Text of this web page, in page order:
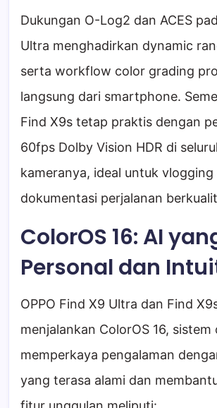
Dukungan O-Log2 dan ACES
Ultra menghadirkan dynamic
serta workflow color grading
langsung dari smartphone.
Find X9s tetap praktis dengan
60fps Dolby Vision HDR di
kameranya, ideal untuk vlogging
dokumentasi perjalanan
ColorOS 16: AI
Personal dan
OPPO Find X9 Ultra dan Find
menjalankan ColorOS 16, sistem
memperkaya pengalaman
yang terasa alami dan